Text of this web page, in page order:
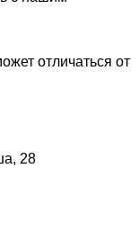
отличаться от
28